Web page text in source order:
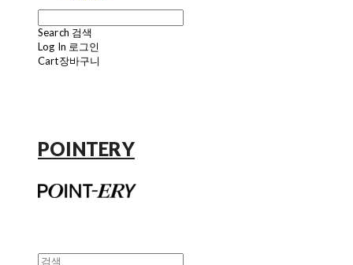
Search 검색
Log In 로그인
Cart장바구니
POINTERY